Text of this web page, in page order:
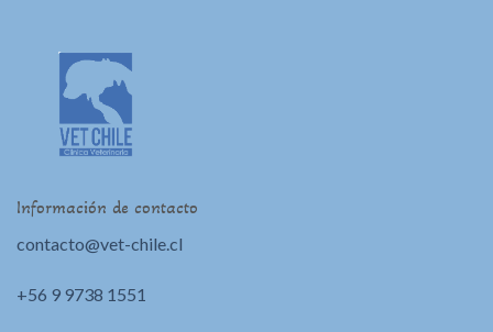
Información de contacto
contacto@vet-chile.cl
+56 9 9738 1551